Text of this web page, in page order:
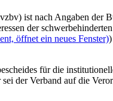
ist nach Angaben der
der
öffnet ein neues Fenster)
für die
der Verband auf die